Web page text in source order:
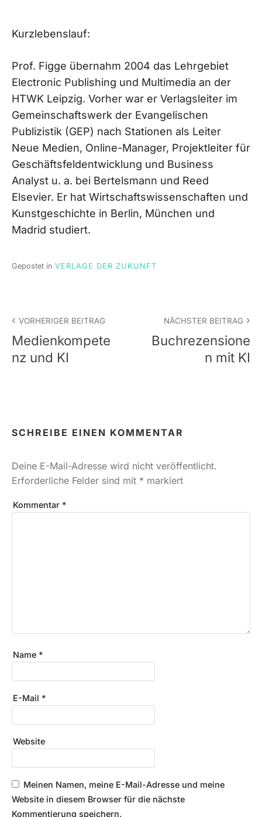
Kurzlebenslauf:
Prof. Figge übernahm 2004 das Lehrgebiet
Electronic Publishing und Multimedia an der
HTWK Leipzig. Vorher war er Verlagsleiter im
Gemeinschaftswerk der Evangelischen
Publizistik (GEP) nach Stationen als Leiter
Neue Medien, Online-Manager, Projektleiter für
Geschäftsfeldentwicklung und Business
Analyst u. a. bei Bertelsmann und Reed
Elsevier. Er hat Wirtschaftswissenschaften und
Kunstgeschichte in Berlin, München und
Madrid studiert.
Gepostet in VERLAGE DER ZUKUNFT
Navigation
VORHERIGER BEITRAG
Medienkompete
nz und KI
NÄCHSTER BEITRAG
Buchrezensione
n mit KI
SCHREIBE EINEN KOMMENTAR
Deine E-Mail-Adresse wird nicht veröffentlicht.
Erforderliche Felder sind mit * markiert
Kommentar *
Name *
E-Mail *
Website
Meinen Namen, meine E-Mail-Adresse und meine
Website in diesem Browser für die nächste
Kommentierung speichern.